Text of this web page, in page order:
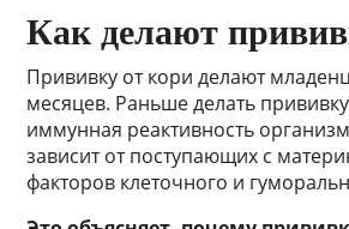
Как делают
Прививку от кори делают
месяцев. Раньше делать прививку
иммунная реактивность
зависит от поступающих с
факторов клеточного и